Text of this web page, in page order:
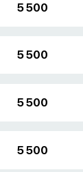
5 500
5 500
5 500
5 500